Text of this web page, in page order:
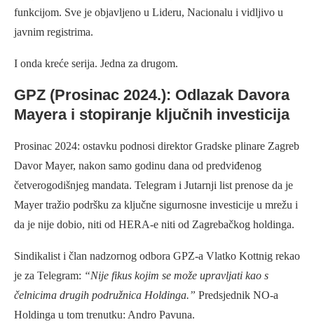
funkcijom. Sve je objavljeno u Lideru, Nacionalu i vidljivo u
javnim registrima.
I onda kreće serija. Jedna za drugom.
GPZ (Prosinac 2024.): Odlazak Davora
Mayera i stopiranje ključnih investicija
Prosinac 2024: ostavku podnosi direktor Gradske plinare Zagreb
Davor Mayer, nakon samo godinu dana od predviđenog
četverogodišnjeg mandata. Telegram i Jutarnji list prenose da je
Mayer tražio podršku za ključne sigurnosne investicije u mrežu i
da je nije dobio, niti od HERA-e niti od Zagrebačkog holdinga.
Sindikalist i član nadzornog odbora GPZ-a Vlatko Kottnig rekao
je za Telegram: “Nije fikus kojim se može upravljati kao s
čelnicima drugih podružnica Holdinga.” Predsjednik NO-a
Holdinga u tom trenutku: Andro Pavuna.